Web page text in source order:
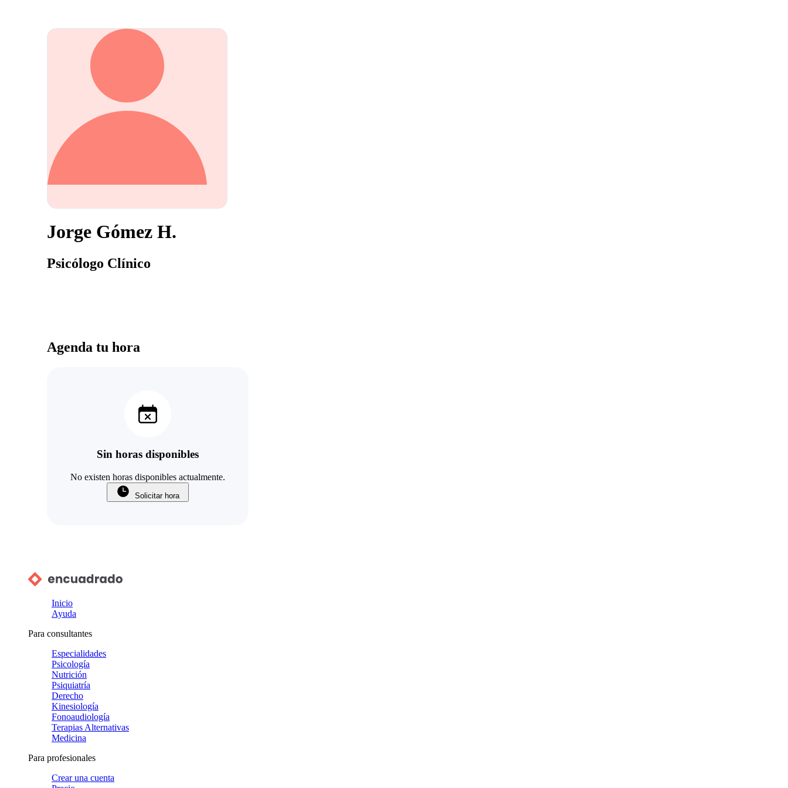
Jorge Gómez H.
Psicólogo Clínico
Agenda tu hora
Sin horas disponibles
No existen horas disponibles actualmente.
Solicitar hora
Inicio
Ayuda
Para consultantes
Especialidades
Psicología
Nutrición
Psiquiatría
Derecho
Kinesiología
Fonoaudiología
Terapias Alternativas
Medicina
Para profesionales
Crear una cuenta